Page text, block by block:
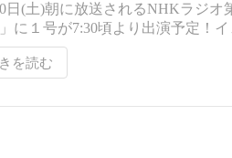
日(土)朝に放送されるNHKラジオ
」に１号が7:30頃より出演予定！イ
を読む